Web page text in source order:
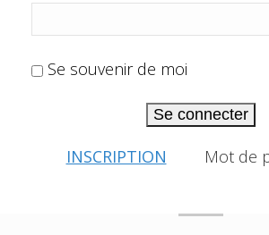
Se souvenir de moi
Se connecter
INSCRIPTION Mot de